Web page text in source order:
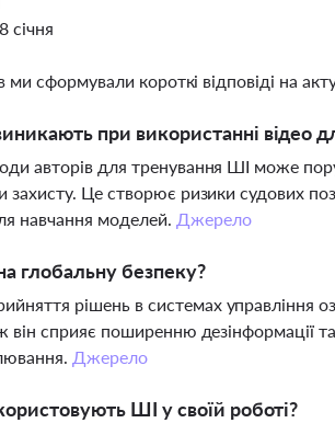
січня
ми сформували короткі відповіді на
при використанні відео
авторів для тренування ШІ може
захисту. Це створює ризики судових
навчання моделей. Джерело
глобальну безпеку?
рішень в системах управління
він сприяє поширенню дезінформації
Джерело
ШІ у своїй роботі?